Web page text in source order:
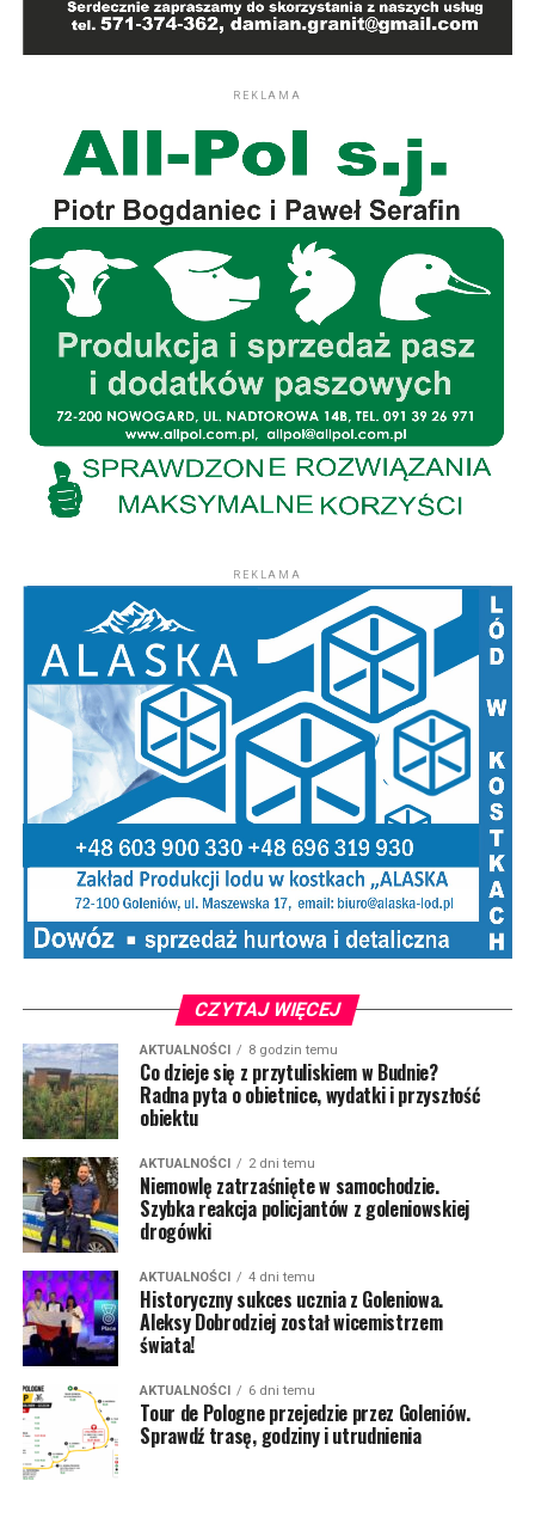
REKLAMA
REKLAMA
CZYTAJ WIĘCEJ
AKTUALNOŚCI 8 godzin temu
Co dzieje się z przytuliskiem w Budnie?
Radna pyta o obietnice, wydatki i przyszłość
obiektu
AKTUALNOŚCI 2 dni temu
Niemowlę zatrzaśnięte w samochodzie.
Szybka reakcja policjantów z goleniowskiej
drogówki
AKTUALNOŚCI 4 dni temu
Historyczny sukces ucznia z Goleniowa.
Aleksy Dobrodziej został wicemistrzem
świata!
AKTUALNOŚCI 6 dni temu
Tour de Pologne przejedzie przez Goleniów.
Sprawdź trasę, godziny i utrudnienia